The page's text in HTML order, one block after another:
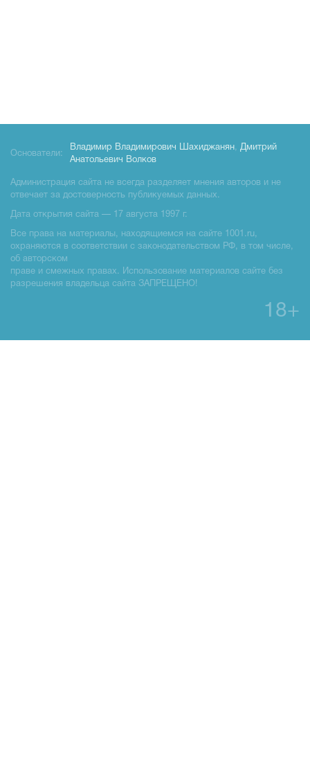
Основатели:
Владимир Владимирович Шахиджанян, Дмитрий
Анатольевич Волков
Администрация сайта не всегда разделяет мнения авторов и не
отвечает за достоверность публикуемых данных.
Дата открытия сайта — 17 августа 1997 г.
Все права на материалы, находящиемся на сайте 1001.ru,
охраняются в соответствии с законодательством РФ, в том числе,
об авторском
праве и смежных правах. Использование материалов сайте без
разрешения владельца сайта ЗАПРЕЩЕНО!
18+